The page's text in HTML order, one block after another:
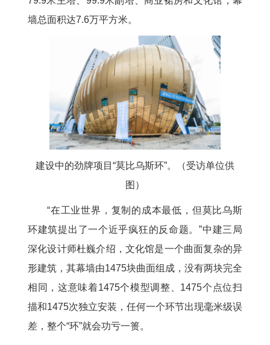
墙总面积达7.6万平方米。
建设中的劲牌项目“莫比乌斯环”。（受访单位供
图）
“在工业世界，复制的成本最低，但莫比乌斯
环建筑提出了一个近乎疯狂的反命题。”中建三局
深化设计师杜巍介绍，文化馆是一个曲面复杂的异
形建筑，其幕墙由1475块曲面组成，没有两块完全
相同，这意味着1475个模型调整、1475个点位扫
描和1475次独立安装，任何一个环节出现毫米级误
差，整个“环”就会功亏一篑。